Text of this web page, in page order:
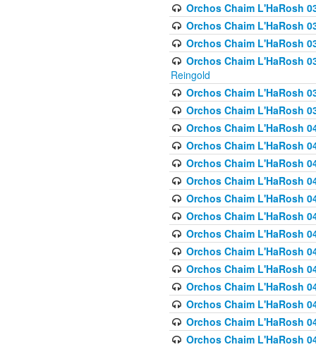
Orchos Chaim L'HaRosh
Orchos Chaim L'HaRosh
Orchos Chaim L'HaRosh
Orchos Chaim L'HaRosh
Reingold
Orchos Chaim L'HaRosh
Orchos Chaim L'HaRosh
Orchos Chaim L'HaRosh
Orchos Chaim L'HaRosh
Orchos Chaim L'HaRosh
Orchos Chaim L'HaRosh
Orchos Chaim L'HaRosh
Orchos Chaim L'HaRosh
Orchos Chaim L'HaRosh
Orchos Chaim L'HaRosh
Orchos Chaim L'HaRosh
Orchos Chaim L'HaRosh
Orchos Chaim L'HaRosh
Orchos Chaim L'HaRosh
Orchos Chaim L'HaRosh